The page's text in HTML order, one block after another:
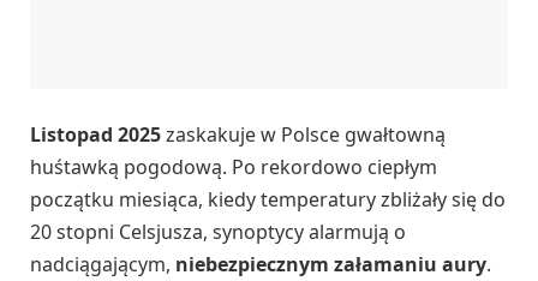
Listopad 2025zaskakuje w Polsce gwałtowną
huśtawką pogodową. Po rekordowo ciepłym
początku miesiąca, kiedy temperatury zbliżały się do
20 stopni Celsjusza, synoptycy alarmują o
nadciągającym, niebezpiecznym załamaniu aury.